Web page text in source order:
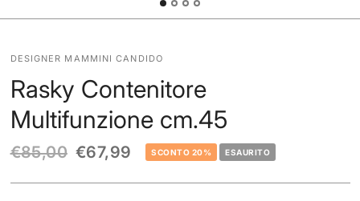
DESIGNER MAMMINI CANDIDO
Rasky Contenitore
Multifunzione cm.45
€85,00 €67,99 SCONTO 20% ESAURITO